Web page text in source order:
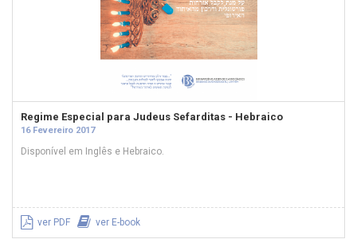
Regime Especial para Judeus Sefarditas - Hebraico
16 Fevereiro 2017
Disponível em Inglês e Hebraico.
ver PDF ver E-book